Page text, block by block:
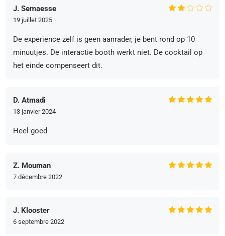
J. Semaesse
19 juillet 2025
De experience zelf is geen aanrader, je bent rond op 10
minuutjes. De interactie booth werkt niet. De cocktail op
het einde compenseert dit.
D. Atmadi
13 janvier 2024
Heel goed
Z. Mouman
7 décembre 2022
J. Klooster
6 septembre 2022